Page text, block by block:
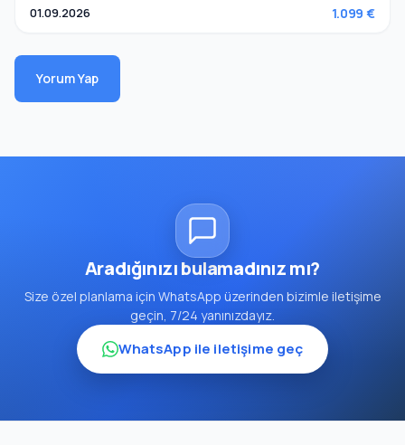
01.09.2026 1.099 €
Yorum Yap
Aradığınızı bulamadınız mı?
Size özel planlama için WhatsApp üzerinden bizimle iletişime
geçin, 7/24 yanınızdayız.
WhatsApp ile iletişime geç